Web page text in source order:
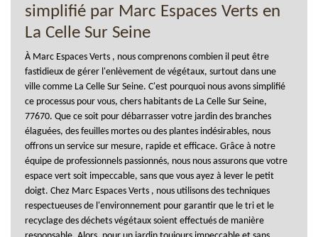
simplifié par Marc Espaces Verts en
La Celle Sur Seine
À Marc Espaces Verts , nous comprenons combien il peut être
fastidieux de gérer l'enlèvement de végétaux, surtout dans une
ville comme La Celle Sur Seine. C'est pourquoi nous avons simplifié
ce processus pour vous, chers habitants de La Celle Sur Seine,
77670. Que ce soit pour débarrasser votre jardin des branches
élaguées, des feuilles mortes ou des plantes indésirables, nous
offrons un service sur mesure, rapide et efficace. Grâce à notre
équipe de professionnels passionnés, nous nous assurons que votre
espace vert soit impeccable, sans que vous ayez à lever le petit
doigt. Chez Marc Espaces Verts , nous utilisons des techniques
respectueuses de l'environnement pour garantir que le tri et le
recyclage des déchets végétaux soient effectués de manière